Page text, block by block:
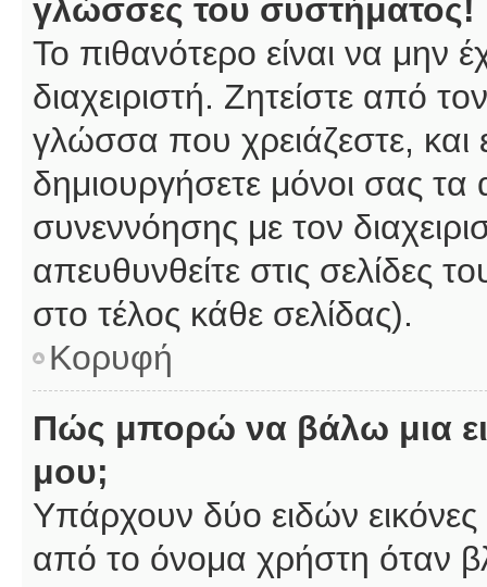
γλώσσες του συστήματος!
Το πιθανότερο είναι να μην
διαχειριστή. Ζητείστε από
γλώσσα που χρειάζεστε, και
δημιουργήσετε μόνοι σας
συνεννόησης με τον
απευθυνθείτε στις
στο τέλος κάθε σελίδας).
Κορυφή
Πώς μπορώ να βάλω μια
μου;
Υπάρχουν δύο ειδών
από το όνομα χρήστη όταν